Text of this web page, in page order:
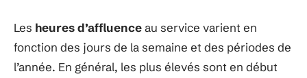
Les heures d’affluenceau service varient en
fonction des jours de la semaine et des périodes de
l’année. En général, les plus élevés sont en début